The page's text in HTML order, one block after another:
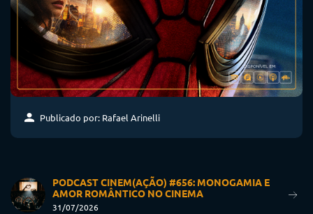
Publicado por: Rafael Arinelli
PODCAST CINEM(AÇÃO) #656: MONOGAMIA E
AMOR ROMÂNTICO NO CINEMA
31/07/2026